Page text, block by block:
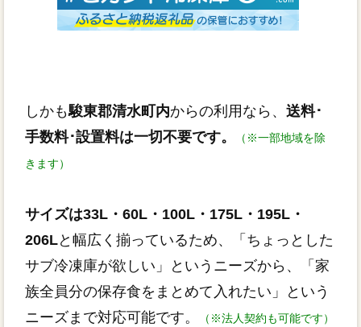
しかも駿東郡清水町内からの利用なら、 送料･
手数料･設置料は一切不要です。
（※一部地域を除
きます）
サイズは33L・60L・100L・175L・195L・
206Lと幅広く揃っているため、「ちょっとした
サブ冷凍庫が欲しい」というニーズから、「家
族全員分の保存食をまとめて入れたい」という
ニーズまで対応可能です。
（※法人契約も可能です）